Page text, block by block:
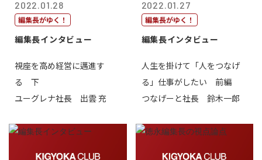
2022.01.28
編集長がゆく！
編集長インタビュー
視座を高め経営に邁進す
る 下
ユーグレナ社長 出雲 充
2022.01.27
編集長がゆく！
編集長インタビュー
人生を掛けて「人をつなげ
る」仕事がしたい 前編
つなげーと社長 鈴木一郎